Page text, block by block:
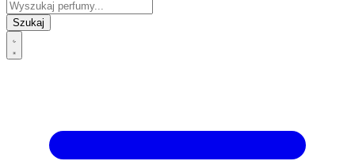
Szukaj